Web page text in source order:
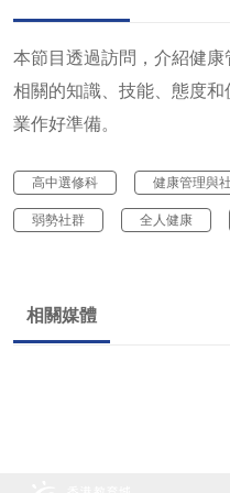
本節目透過訪問，介紹健
相關的知識、技能、態度
業作好準備。
高中選修科 健康管理與
弱勢社群 全人健康
相關媒體